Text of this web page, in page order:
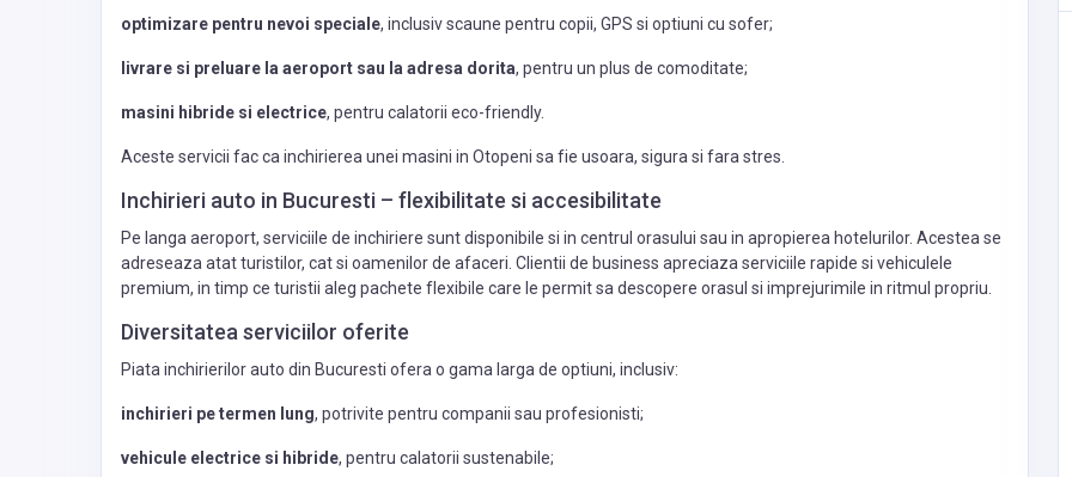
optimizare pentru nevoi speciale, inclusiv scaune pentru copii, GPS si optiuni cu sofer;
livrare si preluare la aeroport sau la adresa dorita, pentru un plus de comoditate;
masini hibride si electrice, pentru calatorii eco-friendly.
Aceste servicii fac ca inchirierea unei masini in Otopeni sa fie usoara, sigura si fara stres.
Inchirieri auto in Bucuresti – flexibilitate si accesibilitate
Pe langa aeroport, serviciile de inchiriere sunt disponibile si in centrul orasului sau in apropierea hotelurilor. Acestea se
adreseaza atat turistilor, cat si oamenilor de afaceri. Clientii de business apreciaza serviciile rapide si vehiculele
premium, in timp ce turistii aleg pachete flexibile care le permit sa descopere orasul si imprejurimile in ritmul propriu.
Diversitatea serviciilor oferite
Piata inchirierilor auto din Bucuresti ofera o gama larga de optiuni, inclusiv:
inchirieri pe termen lung, potrivite pentru companii sau profesionisti;
vehicule electrice si hibride, pentru calatorii sustenabile;
BUSINESS (B2B)